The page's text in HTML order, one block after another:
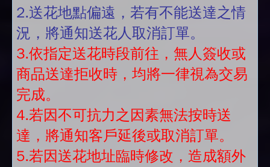
2.送花地點偏遠，若有不能送達之情
況，將通知送花人取消訂單。
3.依指定送花時段前往，無人簽收或
商品送達拒收時，均將一律視為交易
完成。
4.若因不可抗力之因素無法按時送
達，將通知客戶延後或取消訂單。
5.若因送花地址臨時修改，造成額外